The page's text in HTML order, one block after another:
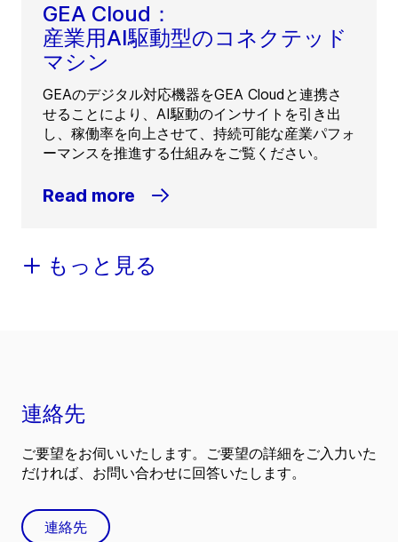
GEA Cloud：
産業用AI駆動型のコネクテッド
マシン
GEAのデジタル対応機器をGEA Cloudと連携さ
せることにより、AI駆動のインサイトを引き出
し、稼働率を向上させて、持続可能な産業パフォ
ーマンスを推進する仕組みをご覧ください。
Read more
もっと見る
連絡先
ご要望をお伺いいたします。ご要望の詳細をご入力いた
だければ、お問い合わせに回答いたします。
連絡先